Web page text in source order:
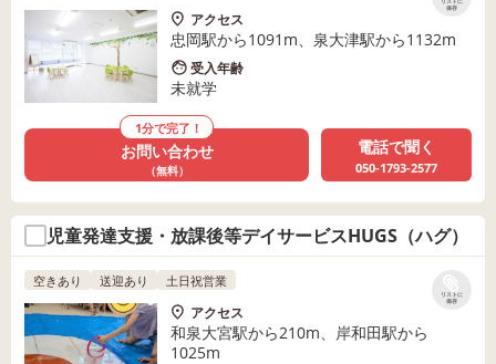
保存
アクセス
忠岡駅から1091m、泉大津駅から1132m
受入年齢
未就学
1分で完了！
お問い合わせ
（無料）
電話で聞く
050-1793-2577
児童発達支援・放課後等デイサービスHUGS（ハグ）
リストに
保存
空きあり 送迎あり 土日祝営業
アクセス
和泉大宮駅から210m、岸和田駅から
1025m